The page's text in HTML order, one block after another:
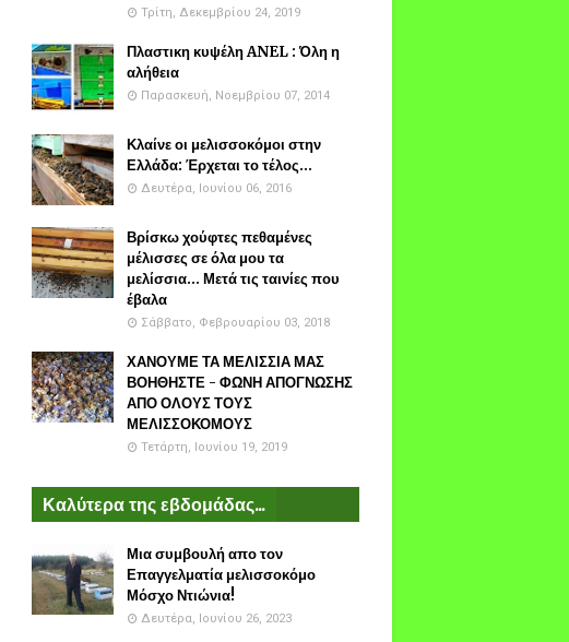
Τρίτη, Δεκεμβρίου 24, 2019
Πλαστικη κυψέλη ANEL : Όλη η
αλήθεια
Παρασκευή, Νοεμβρίου 07, 2014
Κλαίνε οι μελισσοκόμοι στην
Ελλάδα: Έρχεται το τέλος...
Δευτέρα, Ιουνίου 06, 2016
Βρίσκω χούφτες πεθαμένες
μέλισσες σε όλα μου τα
μελίσσια... Μετά τις ταινίες που
έβαλα
Σάββατο, Φεβρουαρίου 03, 2018
ΧΑΝΟΥΜΕ ΤΑ ΜΕΛΙΣΣΙΑ ΜΑΣ
ΒΟΗΘΗΣΤΕ - ΦΩΝΗ ΑΠΟΓΝΩΣΗΣ
ΑΠΟ ΟΛΟΥΣ ΤΟΥΣ
ΜΕΛΙΣΣΟΚΟΜΟΥΣ
Τετάρτη, Ιουνίου 19, 2019
Καλύτερα της εβδομάδας...
Μια συμβουλή απο τον
Επαγγελματία μελισσοκόμο
Μόσχο Ντιώνια!
Δευτέρα, Ιουνίου 26, 2023